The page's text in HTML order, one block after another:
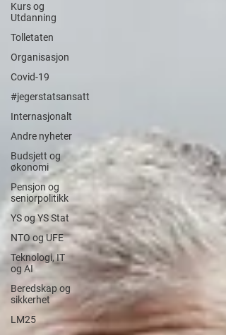
Kurs og
Utdanning
Tolletaten
Organisasjon
Covid-19
#jegerstatsansatt
Internasjonalt
Andre nyheter
Budsjett og
økonomi
Pensjon og
seniorpolitikk
YS og YS Stat
NTO og UFE
Teknologi, IT
og AI
Beredskap og
sikkerhet
LM25